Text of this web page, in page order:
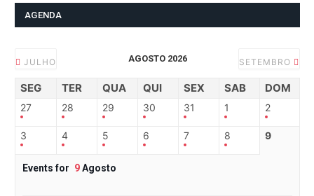
AGENDA
JULHO AGOSTO 2026 SETEMBRO
SEG TER QUA QUI SEX SAB DOM
27 28 29 30 31 1 2
3 4 5 6 7 8 9
Events for 9Agosto